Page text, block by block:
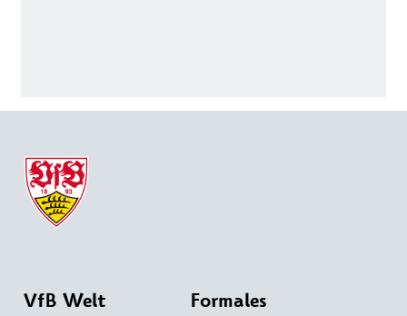
VfB Welt Formales